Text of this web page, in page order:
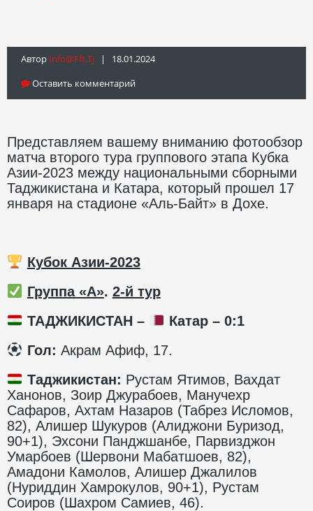
Автор Info@fft.tj | 18.01.2024
Оставить комментарий
Представляем вашему вниманию фотообзор
матча второго тура группового этапа Кубка
Азии-2023 между национальными сборными
Таджикистана и Катара, который прошел 17
января на стадионе «Аль-Байт» в Дохе.
Кубок Азии-2023
Группа «А». 2-й тур
ТАДЖИКИСТАН –
Катар – 0:1
️ Гол: Акрам Афиф, 17.
Таджикистан: Рустам Ятимов, Вахдат
Ханонов, Зоир Джурабоев, Манучехр
Сафаров, Ахтам Назаров (Табрез Исломов,
82), Алишер Шукуров (Алиджони Буризод,
90+1), Эхсони Панджшанбе, Парвизджон
Умарбоев (Шервони Мабатшоев, 82),
Амадони Камолов, Алишер Джалилов
(Нуриддин Хамрокулов, 90+1), Рустам
Соиров (Шахром Самиев, 46).